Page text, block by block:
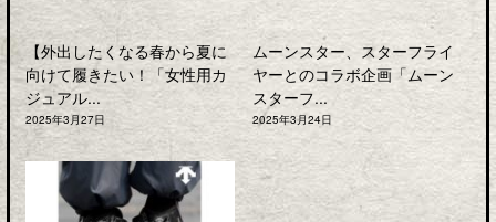
【外出したくなる春から夏に
向けて履きたい！「女性用カ
ジュアル...
2025年3月27日
ムーンスター、スターフライ
ヤーとのコラボ企画「ムーン
スターフ...
2025年3月24日